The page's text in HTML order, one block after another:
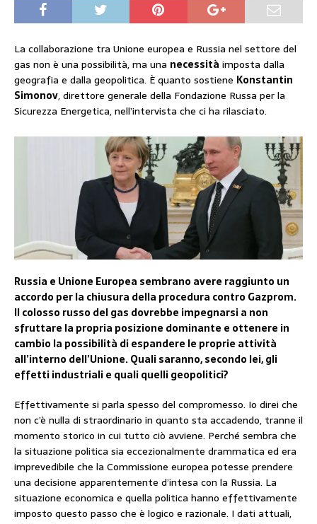
La collaborazione tra Unione europea e Russia nel settore del
gas non è una possibilità, ma una necessità imposta dalla
geografia e dalla geopolitica. È quanto sostiene Konstantin
Simonov, direttore generale della Fondazione Russa per la
Sicurezza Energetica, nell’intervista che ci ha rilasciato.
Russia e Unione Europea sembrano avere raggiunto un
accordo per la chiusura della procedura contro Gazprom.
Il colosso russo del gas dovrebbe impegnarsi a non
sfruttare la propria posizione dominante e ottenere in
cambio la possibilità di espandere le proprie attività
all’interno dell’Unione. Quali saranno, secondo lei, gli
effetti industriali e quali quelli geopolitici?
Effettivamente si parla spesso del compromesso. Io direi che
non c’è nulla di straordinario in quanto sta accadendo, tranne il
momento storico in cui tutto ciò avviene. Perché sembra che
la situazione politica sia eccezionalmente drammatica ed era
imprevedibile che la Commissione europea potesse prendere
una decisione apparentemente d’intesa con la Russia. La
situazione economica e quella politica hanno effettivamente
imposto questo passo che è logico e razionale. I dati attuali,